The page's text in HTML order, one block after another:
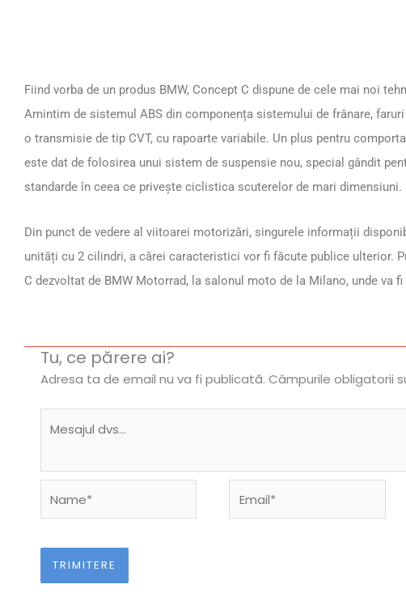
Fiind vorba de un produs BMW, Concept C dispune de cele mai noi
Amintim de sistemul ABS din componența sistemului de frânare,
o transmisie de tip CVT, cu rapoarte variabile. Un plus pentru
este dat de folosirea unui sistem de suspensie nou, special gândit
standarde în ceea ce privește ciclistica scuterelor de mari dimensiuni.
Din punct de vedere al viitoarei motorizări, singurele informații
unități cu 2 cilindri, a cărei caracteristici vor fi făcute publice ulterior.
C dezvoltat de BMW Motorrad, la salonul moto de la Milano, unde va
Tu, ce părere ai?
Adresa ta de email nu va fi publicată. Câmpurile obligatorii